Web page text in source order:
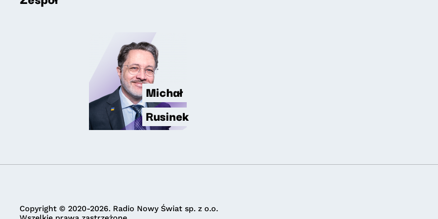
Michał
Rusinek
Copyright © 2020-2026. Radio Nowy Świat sp. z o.o.